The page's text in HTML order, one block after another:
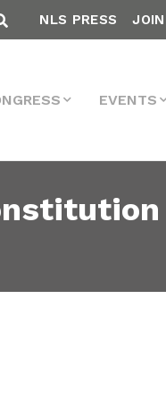
NLS PRESS
EVENTS